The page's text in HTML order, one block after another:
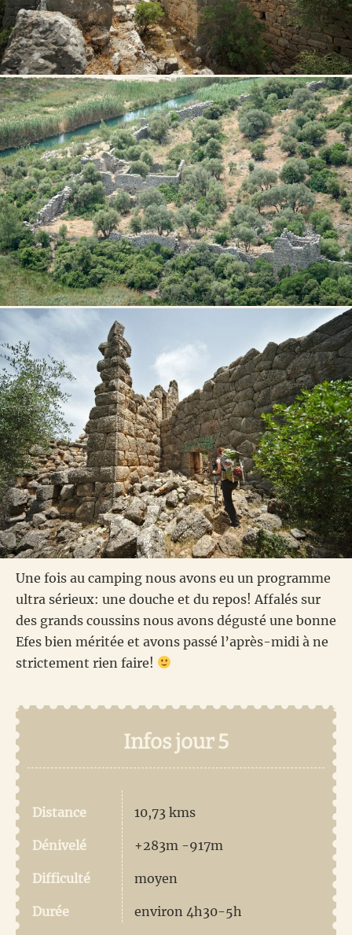
Une fois au camping nous avons eu un programme
ultra sérieux: une douche et du repos! Affalés sur
des grands coussins nous avons dégusté une bonne
Efes bien méritée et avons passé l’après-midi à ne
strictement rien faire!
Infos jour 5
Distance 10,73 kms
Dénivelé +283m -917m
Difficulté moyen
Durée environ 4h30-5h